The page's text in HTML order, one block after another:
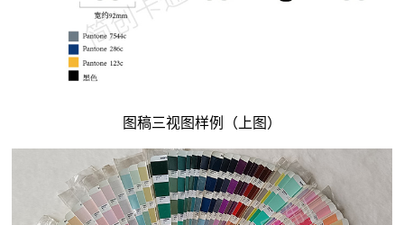
图稿三视图样例（上图）